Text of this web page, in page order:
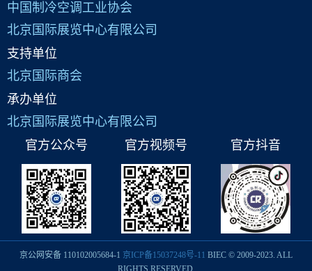
中国制冷空调工业协会
北京国际展览中心有限公司
支持单位
北京国际商会
承办单位
北京国际展览中心有限公司
官方公众号
官方视频号 官方抖音
京公网安备 110102005684-1 京ICP备15037248号-11 BIEC © 2009-2023. ALL
RIGHTS RESERVED.